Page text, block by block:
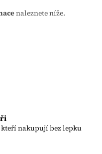
naleznete níže.
nakupují bez lepku